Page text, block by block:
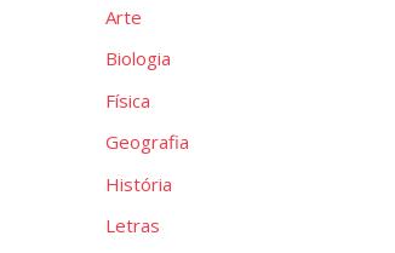
Arte
Biologia
Física
Geografia
História
Letras